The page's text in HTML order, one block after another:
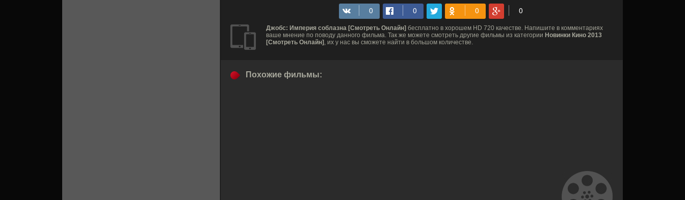
Джобс: Империя соблазна [Смотреть Онлайн] бесплатно в хорошем HD 720 качестве. Напишите в комментариях
ваше мнение по поводу данного фильма. Так же можете смотреть другие фильмы из категории Новинки Кино 2013
[Смотреть Онлайн] , их у нас вы сможете найти в большом количестве.
Похожие фильмы: